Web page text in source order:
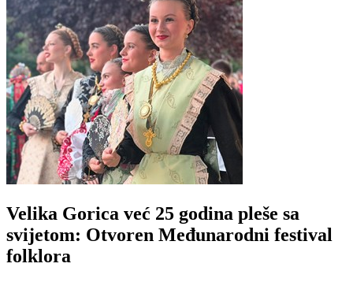
Velika Gorica već 25 godina pleše sa
svijetom: Otvoren Međunarodni festival
folklora